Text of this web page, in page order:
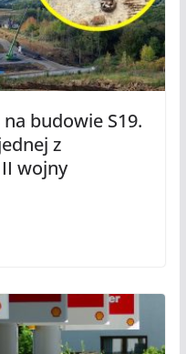
budowie S19.
z
wojny